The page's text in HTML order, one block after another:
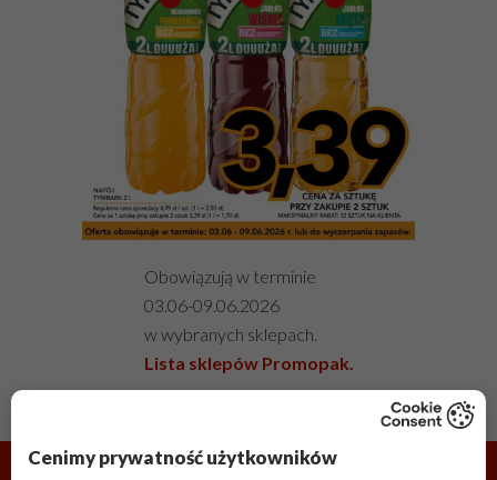
Obowiązują w terminie
03.06-09.06.2026
w wybranych sklepach.
Lista sklepów Promopak.
Cenimy prywatność użytkowników